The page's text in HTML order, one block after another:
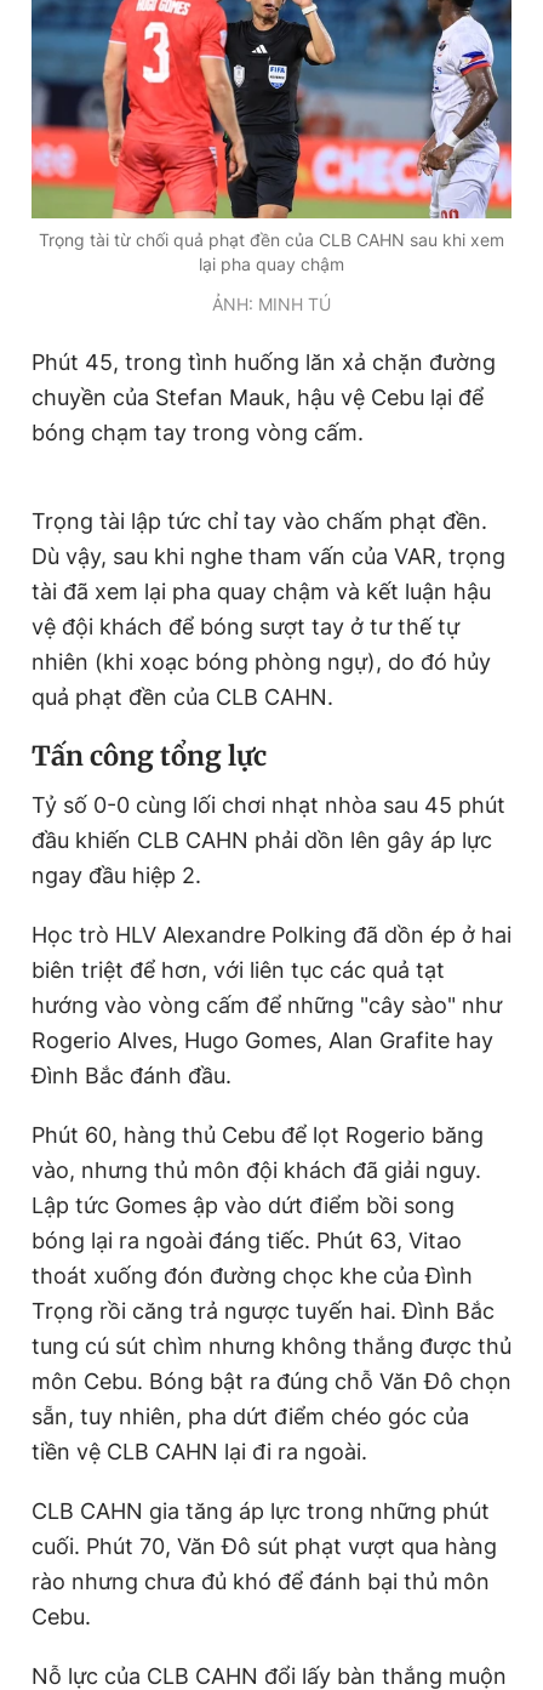
Trọng tài từ chối quả phạt đền của CLB CAHN sau khi xem
lại pha quay chậm
ẢNH: MINH TÚ
Phút 45, trong tình huống lăn xả chặn đường
chuyền của Stefan Mauk, hậu vệ Cebu lại để
bóng chạm tay trong vòng cấm.
Trọng tài lập tức chỉ tay vào chấm phạt đền.
Dù vậy, sau khi nghe tham vấn của VAR, trọng
tài đã xem lại pha quay chậm và kết luận hậu
vệ đội khách để bóng sượt tay ở tư thế tự
nhiên (khi xoạc bóng phòng ngự), do đó hủy
quả phạt đền của CLB CAHN.
Tấn công tổng lực
Tỷ số 0-0 cùng lối chơi nhạt nhòa sau 45 phút
đầu khiến CLB CAHN phải dồn lên gây áp lực
ngay đầu hiệp 2.
Học trò HLV Alexandre Polking đã dồn ép ở hai
biên triệt để hơn, với liên tục các quả tạt
hướng vào vòng cấm để những "cây sào" như
Rogerio Alves, Hugo Gomes, Alan Grafite hay
Đình Bắc đánh đầu.
Phút 60, hàng thủ Cebu để lọt Rogerio băng
vào, nhưng thủ môn đội khách đã giải nguy.
Lập tức Gomes ập vào dứt điểm bồi song
bóng lại ra ngoài đáng tiếc. Phút 63, Vitao
thoát xuống đón đường chọc khe của Đình
Trọng rồi căng trả ngược tuyến hai. Đình Bắc
tung cú sút chìm nhưng không thắng được thủ
môn Cebu. Bóng bật ra đúng chỗ Văn Đô chọn
sẵn, tuy nhiên, pha dứt điểm chéo góc của
tiền vệ CLB CAHN lại đi ra ngoài.
CLB CAHN gia tăng áp lực trong những phút
cuối. Phút 70, Văn Đô sút phạt vượt qua hàng
rào nhưng chưa đủ khó để đánh bại thủ môn
Cebu.
Nỗ lực của CLB CAHN đổi lấy bàn thắng muộn